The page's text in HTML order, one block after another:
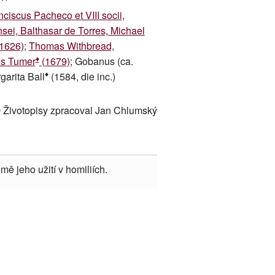
Pacheco et VIII socii,
Balthasar de Torres, Michael
; Thomas Withbread,
Tumer♦(1679); Gobanus (ca.
Ball♦(1584, die inc.)
zpracoval Jan Chlumský
jeho užití v homiliích.